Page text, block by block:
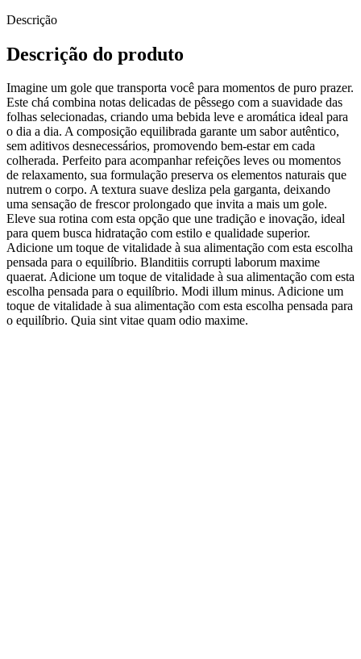
Descrição
Descrição do produto
Imagine um gole que transporta você para momentos de puro prazer.
Este chá combina notas delicadas de pêssego com a suavidade das
folhas selecionadas, criando uma bebida leve e aromática ideal para
o dia a dia. A composição equilibrada garante um sabor autêntico,
sem aditivos desnecessários, promovendo bem-estar em cada
colherada. Perfeito para acompanhar refeições leves ou momentos
de relaxamento, sua formulação preserva os elementos naturais que
nutrem o corpo. A textura suave desliza pela garganta, deixando
uma sensação de frescor prolongado que invita a mais um gole.
Eleve sua rotina com esta opção que une tradição e inovação, ideal
para quem busca hidratação com estilo e qualidade superior.
Adicione um toque de vitalidade à sua alimentação com esta escolha
pensada para o equilíbrio. Blanditiis corrupti laborum maxime
quaerat. Adicione um toque de vitalidade à sua alimentação com esta
escolha pensada para o equilíbrio. Modi illum minus. Adicione um
toque de vitalidade à sua alimentação com esta escolha pensada para
o equilíbrio. Quia sint vitae quam odio maxime.